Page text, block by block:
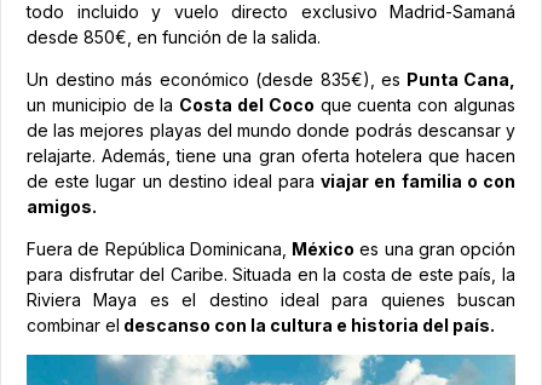
todo incluido y vuelo directo exclusivo Madrid-Samaná
desde 850€, en función de la salida.
Un destino más económico (desde 835€), es Punta Cana,
un municipio de la Costa del Coco que cuenta con algunas
de las mejores playas del mundo donde podrás descansar y
relajarte. Además, tiene una gran oferta hotelera que hacen
de este lugar un destino ideal paraviajar en familia o con
amigos.
Fuera de República Dominicana, México es una gran opción
para disfrutar del Caribe. Situada en la costa de este país, la
Riviera Maya es el destino ideal para quienes buscan
combinar el descanso con la cultura e historia del país.